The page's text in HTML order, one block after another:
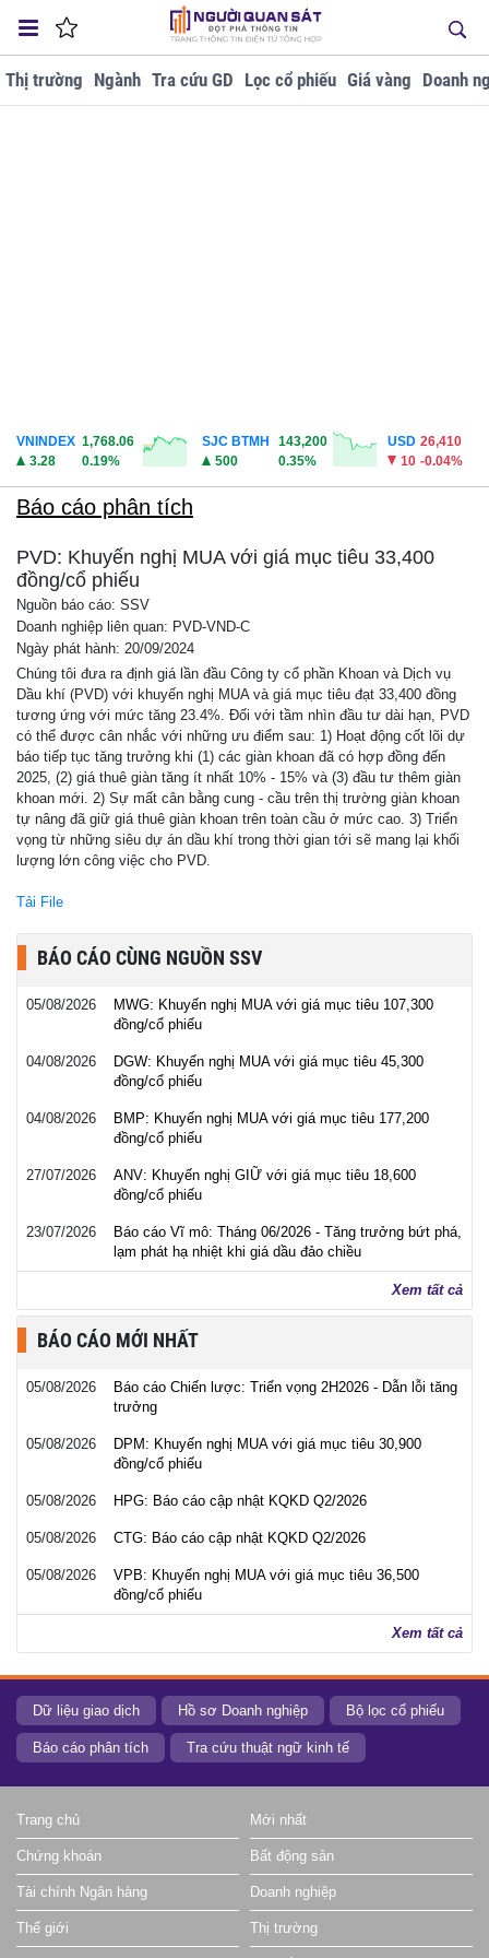
Thị trường Ngành Tra cứu GD Lọc cổ phiếu Giá vàng Doanh
VNINDEX 1,768.06
3.28
0.19%
SJC BTMH
143,200
500
0.35%
USD 26,410
10 -0.04%
Báo cáo phân tích
PVD: Khuyến nghị MUA với giá mục tiêu 33,400
đồng/cổ phiếu
Nguồn báo cáo: SSV
Doanh nghiệp liên quan: PVD-VND-C
Ngày phát hành: 20/09/2024
Chúng tôi đưa ra định giá lần đầu Công ty cổ phần Khoan và Dịch vụ
Dầu khí (PVD) với khuyến nghị MUA và giá mục tiêu đạt 33,400 đồng
tương ứng với mức tăng 23.4%. Đối với tầm nhìn đầu tư dài hạn, PVD
có thể được cân nhắc với những ưu điểm sau: 1) Hoạt động cốt lõi dự
báo tiếp tục tăng trưởng khi (1) các giàn khoan đã có hợp đồng đến
2025, (2) giá thuê giàn tăng ít nhất 10% - 15% và (3) đầu tư thêm giàn
khoan mới. 2) Sự mất cân bằng cung - cầu trên thị trường giàn khoan
tự nâng đã giữ giá thuê giàn khoan trên toàn cầu ở mức cao. 3) Triển
vọng từ những siêu dự án dầu khí trong thời gian tới sẽ mang lại khối
lượng lớn công việc cho PVD.
Tải File
BÁO CÁO CÙNG NGUỒN SSV
05/08/2026
MWG: Khuyến nghị MUA với giá mục tiêu 107,300
đồng/cổ phiếu
04/08/2026
DGW: Khuyến nghị MUA với giá mục tiêu 45,300
đồng/cổ phiếu
04/08/2026
BMP: Khuyến nghị MUA với giá mục tiêu 177,200
đồng/cổ phiếu
27/07/2026
ANV: Khuyến nghị GIỮ với giá mục tiêu 18,600
đồng/cổ phiếu
23/07/2026
Báo cáo Vĩ mô: Tháng 06/2026 - Tăng trưởng bứt phá,
lạm phát hạ nhiệt khi giá dầu đảo chiều
Xem tất cả
BÁO CÁO MỚI NHẤT
05/08/2026
Báo cáo Chiến lược: Triển vọng 2H2026 - Dẫn lỗi tăng
trưởng
05/08/2026
DPM: Khuyến nghị MUA với giá mục tiêu 30,900
đồng/cổ phiếu
05/08/2026 HPG: Báo cáo cập nhật KQKD Q2/2026
05/08/2026 CTG: Báo cáo cập nhật KQKD Q2/2026
05/08/2026
VPB: Khuyến nghị MUA với giá mục tiêu 36,500
đồng/cổ phiếu
Xem tất cả
Dữ liệu giao dịch Hồ sơ Doanh nghiệp Bộ lọc cổ phiếu
Báo cáo phân tích Tra cứu thuật ngữ kinh tế
Trang chủ Mới nhất
Chứng khoán Bất động sản
Tài chính Ngân hàng Doanh nghiệp
Thế giới Thị trường